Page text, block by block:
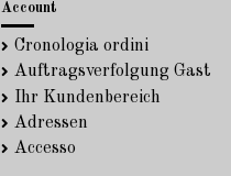
Account
Cronologia ordini
Auftragsverfolgung Gast
Ihr Kundenbereich
Adressen
Accesso